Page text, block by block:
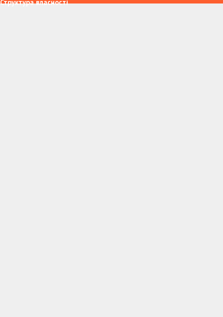
Структура власності